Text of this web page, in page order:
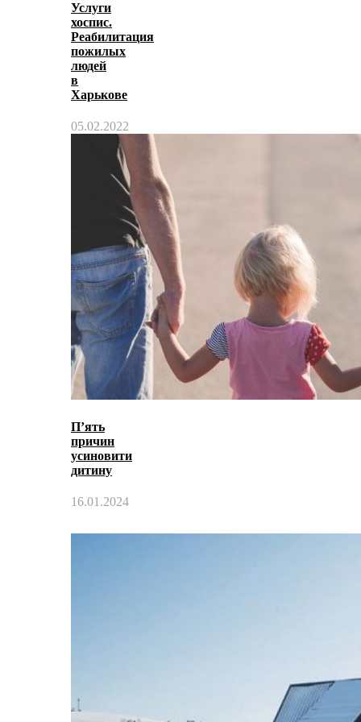
Услуги
хоспис.
Реабилитация
пожилых
людей
в
Харькове
05.02.2022
П’ять
причин
усиновити
дитину
16.01.2024